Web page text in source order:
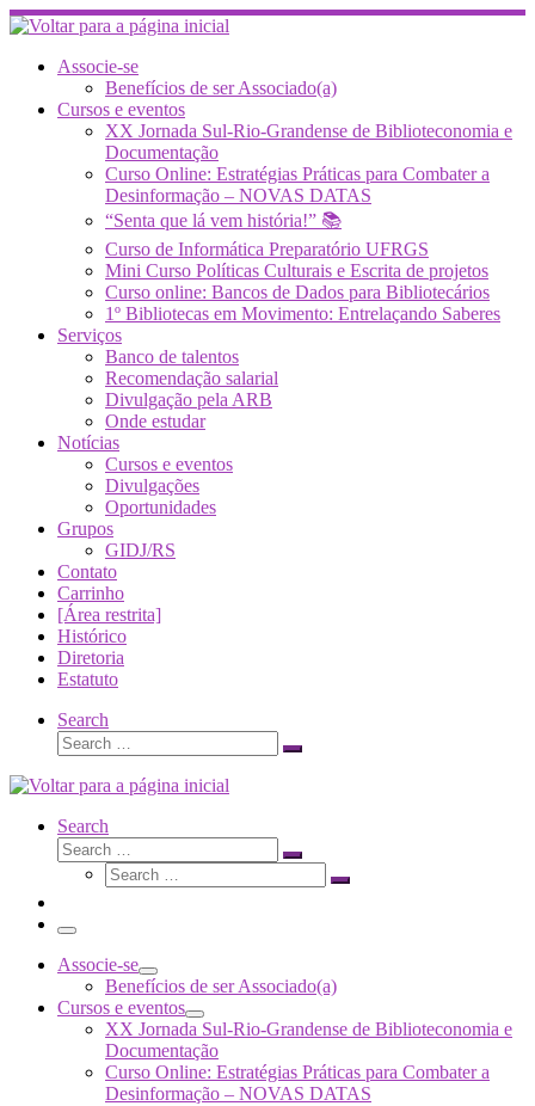
Skip
to
contentAssocie-se
Benefícios de ser Associado(a)
Cursos e eventos
XX Jornada Sul-Rio-Grandense de Biblioteconomia e
Documentação
Curso Online: Estratégias Práticas para Combater a
Desinformação – NOVAS DATAS
“Senta que lá vem história!” 📚
Curso de Informática Preparatório UFRGS
Mini Curso Políticas Culturais e Escrita de projetos
Curso online: Bancos de Dados para Bibliotecários
1º Bibliotecas em Movimento: Entrelaçando Saberes
Serviços
Banco de talentos
Recomendação salarial
Divulgação pela ARB
Onde estudar
Notícias
Cursos e eventos
Divulgações
Oportunidades
Grupos
GIDJ/RS
Contato
Carrinho
[Área restrita]
Histórico
Diretoria
Estatuto
Search
Search
Search
Search
Search
Search
Search
Search
Menu
Associe-se
Benefícios de ser Associado(a)
Cursos e eventos
XX Jornada Sul-Rio-Grandense de Biblioteconomia e
Documentação
Curso Online: Estratégias Práticas para Combater a
Desinformação – NOVAS DATAS